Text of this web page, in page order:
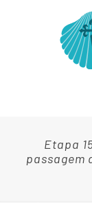
Etapa
passagem